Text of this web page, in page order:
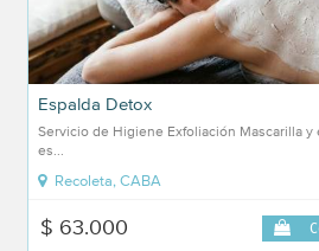
Espalda Detox
Servicio de Higiene Exfoliación Mascarilla
es...
Recoleta, CABA
$ 63.000